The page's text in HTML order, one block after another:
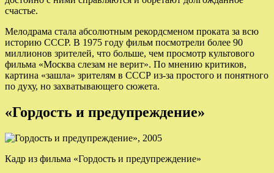
счастье.
Мелодрама стала абсолютным рекордсменом проката за всю
историю СССР. В 1975 году фильм посмотрели более 90
миллионов зрителей, что больше, чем просмотр культового
фильма «Москва слезам не верит». По мнению критиков,
картина «зашла» зрителям в СССР из-за простого и понятного
по духу, но захватывающего сюжета.
«Гордость и предупреждение»
Кадр из фильма «Гордость и предупреждение»